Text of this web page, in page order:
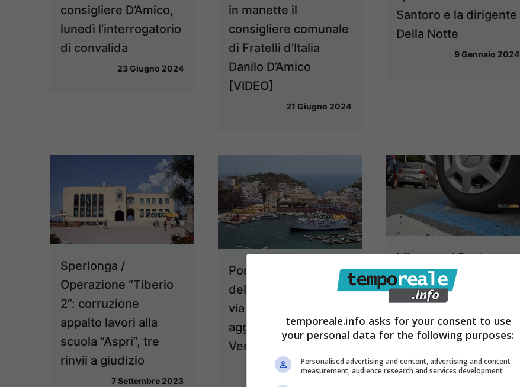
consigliere D’Amico,
lunedì l’interrogatorio
di convalida
23 Giugno 2024
in manette il
consigliere comunale
di Fratelli d’Italia
Danilo D’Amico
[VIDEO]
21 Giugno 2024
Santoro e la dirigente
Della Notte
9 Gennaio 2024
Sperlonga /
Operazione “Tiberio
2”: corruzione
appalto lavori alla
scuola “Aspri”, tre
rinvii a giudizio
7 Settembre 2023
Ponza / Fornitura
dell’acqua potabile
via nave, appalto
aggiudicato dalla
Vemar
1 Marzo 2023
Minturno / Sosta a
pagamento, la Soes
avvia procedura di
licenziamento per 26
dipendenti
temporeale.info asks for your consent to use
your personal data for the following purposes:
Personalised advertising and content, advertising and content
measurement, audience research and services development